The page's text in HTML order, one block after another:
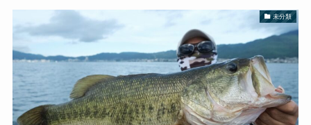
未分類